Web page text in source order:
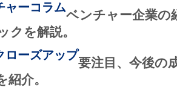
ャーコラム
ベンチャー企業の
クを解説。
ローズアップ
要注目、今後の
紹介。